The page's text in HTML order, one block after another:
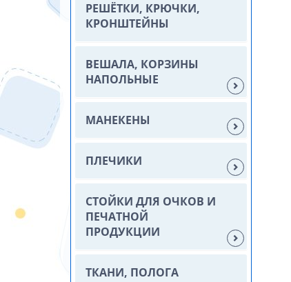
РЕШЁТКИ, КРЮЧКИ,
КРОНШТЕЙНЫ
ВЕШАЛА, КОРЗИНЫ
НАПОЛЬНЫЕ
МАНЕКЕНЫ
ПЛЕЧИКИ
СТОЙКИ ДЛЯ ОЧКОВ И
ПЕЧАТНОЙ
ПРОДУКЦИИ
ТКАНИ, ПОЛОГА